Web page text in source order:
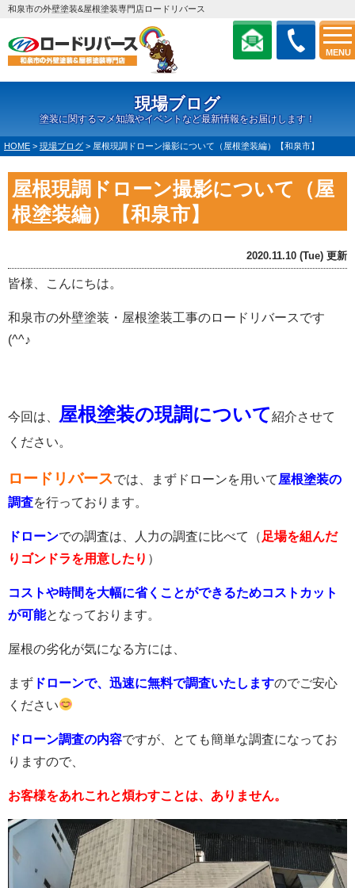
MENU
和泉市の外壁塗装&屋根塗装専門店ロードリバース
現場ブログ
塗装に関するマメ知識やイベントなど最新情報をお届けします！
HOME > 現場ブログ > 屋根現調ドローン撮影について（屋根塗装編）【和泉市】
屋根現調ドローン撮影について（屋
根塗装編）【和泉市】
2020.11.10 (Tue) 更新
皆様、こんにちは。
和泉市の外壁塗装・屋根塗装工事のロードリバースです
(^^♪
今回は、 屋根塗装の現調について紹介させて
ください。
ロードリバースでは、まずドローンを用いて屋根塗装の
調査を行っております。
ドローンでの調査は、人力の調査に比べて（ 足場を組んだ
りゴンドラを用意したり ）
コストや時間を大幅に省くことができるためコストカット
が可能となっております。
屋根の劣化が気になる方には、
まず ドローンで、迅速に無料で調査いたしますのでご安心
ください
ドローン調査の内容ですが、とても簡単な調査になってお
りますので、
お客様をあれこれと煩わすこ とは、ありません。